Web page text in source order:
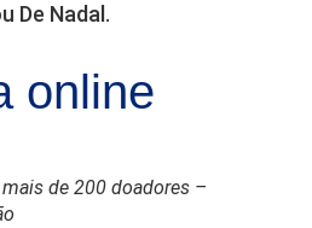
De Nadal.
online
de 200 doadores –